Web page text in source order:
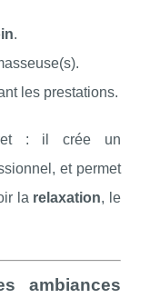
.
les prestations.
: il crée un
et permet
la relaxation, le
ambiances